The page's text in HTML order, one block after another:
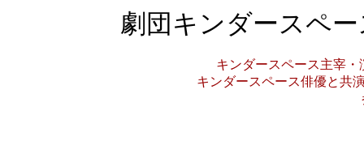
劇団キンダースペ
キンダースペース主宰
キンダースペース俳優と共